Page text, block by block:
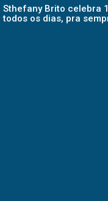
Sthefany Brito celebra
todos os dias, pra